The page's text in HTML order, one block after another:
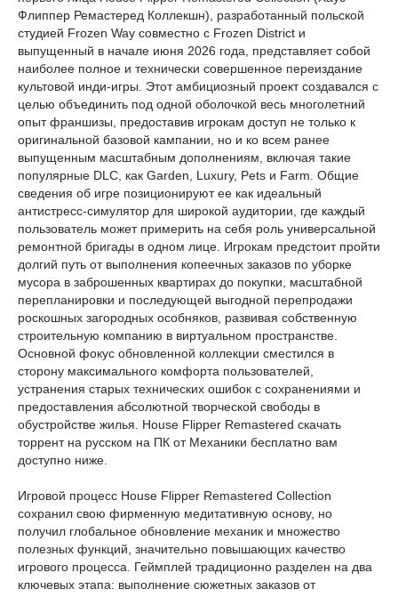
Флиппер Ремастеред Коллекшн), разработанный польской
студией Frozen Way совместно с Frozen District и
выпущенный в начале июня 2026 года, представляет собой
наиболее полное и технически совершенное переиздание
культовой инди-игры. Этот амбициозный проект создавался с
целью объединить под одной оболочкой весь многолетний
опыт франшизы, предоставив игрокам доступ не только к
оригинальной базовой кампании, но и ко всем ранее
выпущенным масштабным дополнениям, включая такие
популярные DLC, как Garden, Luxury, Pets и Farm. Общие
сведения об игре позиционируют ее как идеальный
антистресс-симулятор для широкой аудитории, где каждый
пользователь может примерить на себя роль универсальной
ремонтной бригады в одном лице. Игрокам предстоит пройти
долгий путь от выполнения копеечных заказов по уборке
мусора в заброшенных квартирах до покупки, масштабной
перепланировки и последующей выгодной перепродажи
роскошных загородных особняков, развивая собственную
строительную компанию в виртуальном пространстве.
Основной фокус обновленной коллекции сместился в
сторону максимального комфорта пользователей,
устранения старых технических ошибок с сохранениями и
предоставления абсолютной творческой свободы в
обустройстве жилья. House Flipper Remastered скачать
торрент на русском на ПК от Механики бесплатно вам
доступно ниже.
Игровой процесс House Flipper Remastered Collection
сохранил свою фирменную медитативную основу, но
получил глобальное обновление механик и множество
полезных функций, значительно повышающих качество
игрового процесса. Геймплей традиционно разделен на два
ключевых этапа: выполнение сюжетных заказов от